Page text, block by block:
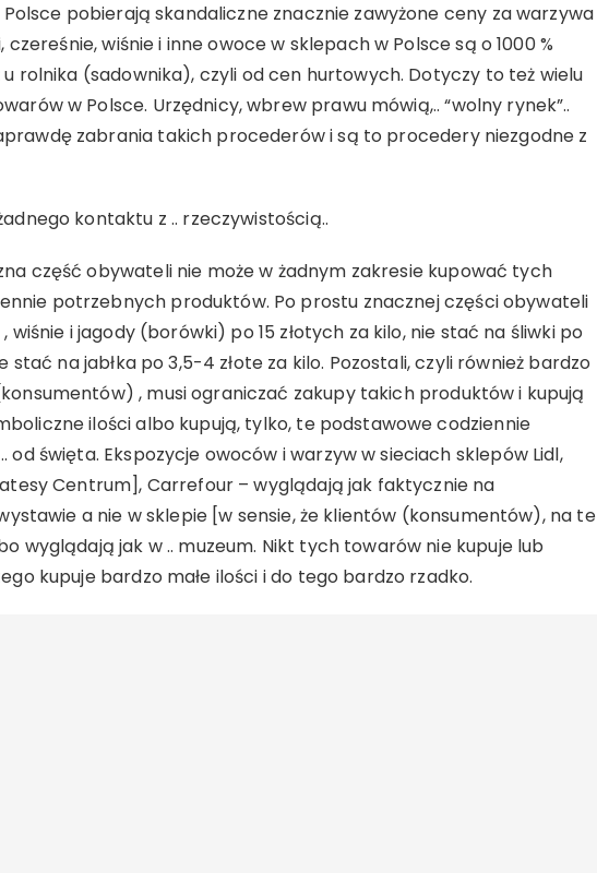
pobierają skandaliczne znacznie zawyżone ceny za warzywa
czereśnie, wiśnie i inne owoce w sklepach w Polsce są o 1000 %
rolnika (sadownika), czyli od cen hurtowych. Dotyczy to też wielu
w Polsce. Urzędnicy, wbrew prawu mówią,.. “wolny rynek”..
zabrania takich procederów i są to procedery niezgodne z
kontaktu z .. rzeczywistością..
część obywateli nie może w żadnym zakresie kupować tych
potrzebnych produktów. Po prostu znacznej części obywateli
wiśnie i jagody (borówki) po 15 złotych za kilo, nie stać na śliwki po
stać na jabłka po 3,5-4 złote za kilo. Pozostali, czyli również bardzo
, musi ograniczać zakupy takich produktów i kupują
ilości albo kupują, tylko, te podstawowe codziennie
święta. Ekspozycje owoców i warzyw w sieciach sklepów Lidl,
Centrum], Carrefour – wyglądają jak faktycznie na
a nie w sklepie [w sensie, że klientów (konsumentów), na te
wyglądają jak w .. muzeum. Nikt tych towarów nie kupuje lub
kupuje bardzo małe ilości i do tego bardzo rzadko.